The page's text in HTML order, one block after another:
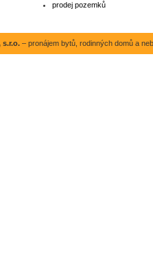
prodej pozemků
s.r.o.– pronájem bytů, rodinných domů a